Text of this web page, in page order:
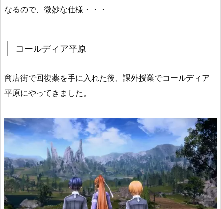
なるので、微妙な仕様・・・
コールディア平原
商店街で回復薬を手に入れた後、課外授業でコールディア
平原にやってきました。